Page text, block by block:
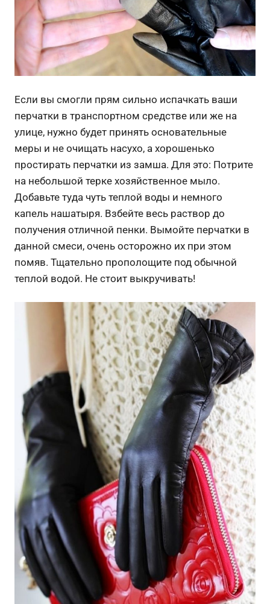
Если вы смогли прям сильно испачкать ваши
перчатки в транспортном средстве или же на
улице, нужно будет принять основательные
меры и не очищать насухо, а хорошенько
простирать перчатки из замша. Для это: Потрите
на небольшой терке хозяйственное мыло.
Добавьте туда чуть теплой воды и немного
капель нашатыря. Взбейте весь раствор до
получения отличной пенки. Вымойте перчатки в
данной смеси, очень осторожно их при этом
помяв. Тщательно прополощите под обычной
теплой водой. Не стоит выкручивать!